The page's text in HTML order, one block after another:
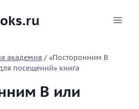
академия / «Посторонним В
посещений» книга
В или